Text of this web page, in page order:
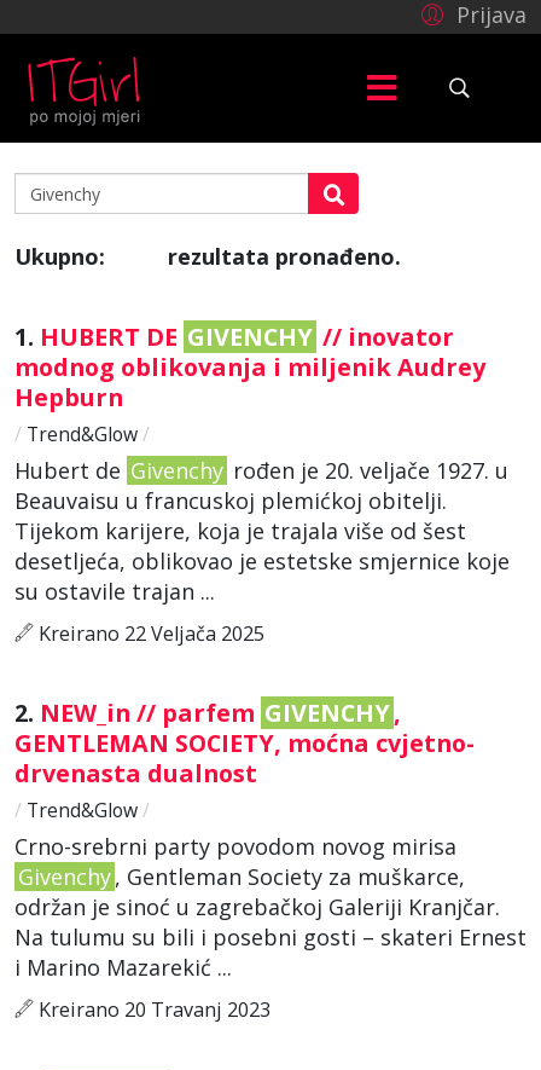
Prijava
Ukupno: rezultata pronađeno.
1. HUBERT DE GIVENCHY // inovator
modnog oblikovanja i miljenik Audrey
Hepburn
/ Trend&Glow/
Hubert de Givenchy rođen je 20. veljače 1927. u
Beauvaisu u francuskoj plemićkoj obitelji.
Tijekom karijere, koja je trajala više od šest
desetljeća, oblikovao je estetske smjernice koje
su ostavile trajan ...
Kreirano 22 Veljača 2025
2. NEW_in // parfem GIVENCHY,
GENTLEMAN SOCIETY, moćna cvjetno-
drvenasta dualnost
/ Trend&Glow/
Crno-srebrni party povodom novog mirisa
Givenchy, Gentleman Society za muškarce,
održan je sinoć u zagrebačkoj Galeriji Kranjčar.
Na tulumu su bili i posebni gosti – skateri Ernest
i Marino Mazarekić ...
Kreirano 20 Travanj 2023